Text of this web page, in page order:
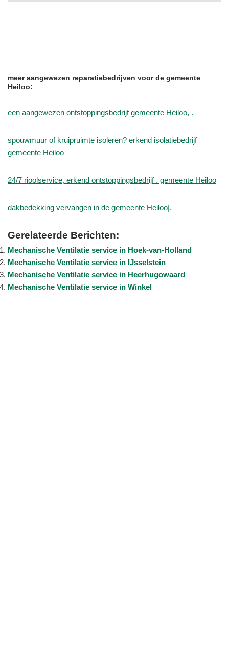
meer aangewezen reparatiebedrijven voor de gemeente
Heiloo:
een aangewezen ontstoppingsbedrijf gemeente Heiloo, .
spouwmuur of kruipruimte isoleren? erkend isolatiebedrijf
gemeente Heiloo
24/7 rioolservice, erkend ontstoppingsbedrijf . gemeente Heiloo
dakbedekking vervangen in de gemeente Heiloo|.
Gerelateerde Berichten:
Mechanische Ventilatie service in Hoek-van-Holland
Mechanische Ventilatie service in IJsselstein
Mechanische Ventilatie service in Heerhugowaard
Mechanische Ventilatie service in Winkel